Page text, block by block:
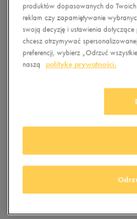
0.0( 0 )
złz Vat
+ 0 PKT WKLUBIE 50 STYLE
Produkt niedostępny
Jeśli artykuł będzie ponownie
ONE SIZE
produktów dopasowanych do
reklam czy zapamiętywanie
swoją decyzję i ustawienia
chcesz otrzymywać
preferencji, wybierz „Odrzuć
naszą politykę prywatności.